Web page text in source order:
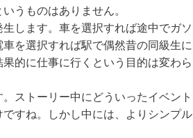
うものはありません。
します。車を選択すれば途中でガソ
を選択すれば駅で偶然昔の同級生に
的に仕事に行くという目的は変わら
ストーリー中にどういったイベント
すね。しかし中には、よりシンプル